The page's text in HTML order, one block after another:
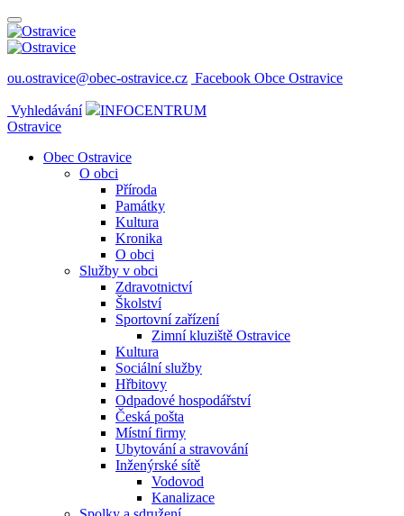
ou.ostravice@obec-ostravice.cz Facebook Obce Ostravice
Vyhledávání
INFOCENTRUM
Ostravice
Obec Ostravice
O obci
Příroda
Památky
Kultura
Kronika
O obci
Služby v obci
Zdravotnictví
Školství
Sportovní zařízení
Zimní kluziště Ostravice
Kultura
Sociální služby
Hřbitovy
Odpadové hospodářství
Česká pošta
Místní firmy
Ubytování a stravování
Inženýrské sítě
Vodovod
Kanalizace